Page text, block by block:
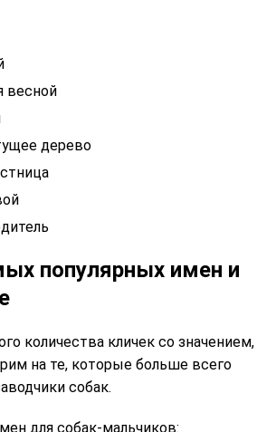
весной
дерево
популярных имен и
количества кличек со значением,
на те, которые больше всего
собак.
для собак-мальчиков: